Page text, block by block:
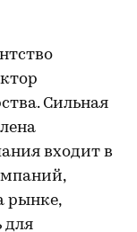
Сильная
входит в
рынке,
для